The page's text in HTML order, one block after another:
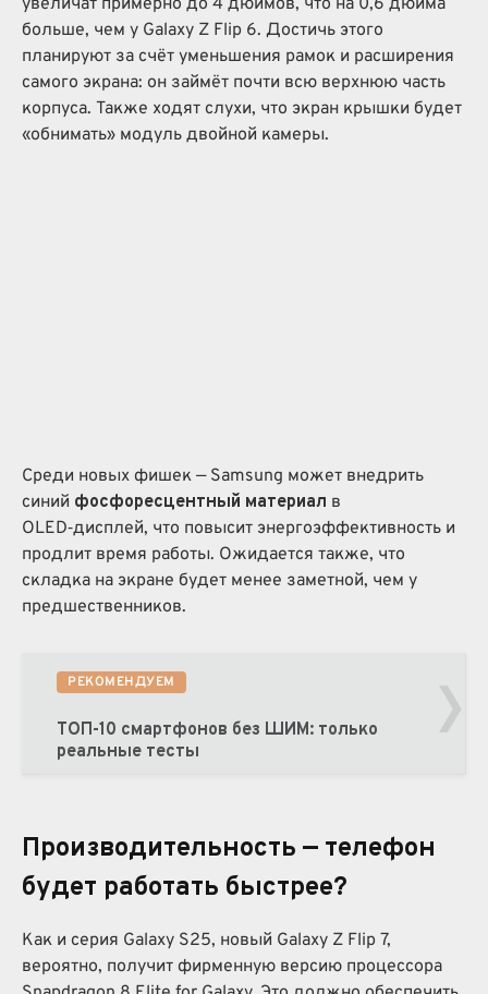
увеличат примерно до 4 дюймов, что на 0,6 дюйма
больше, чем у Galaxy Z Flip 6. Достичь этого
планируют за счёт уменьшения рамок и расширения
самого экрана: он займёт почти всю верхнюю часть
корпуса. Также ходят слухи, что экран крышки будет
«обнимать» модуль двойной камеры.
Среди новых фишек — Samsung может внедрить
синий фосфоресцентный материал в
OLED‑дисплей, что повысит энергоэффективность и
продлит время работы. Ожидается также, что
складка на экране будет менее заметной, чем у
предшественников.
РЕКОМЕНДУЕМ
ТОП-10 смартфонов без ШИМ: только
реальные тесты
›
Производительность — телефон
будет работать быстрее?
Как и серия Galaxy S25, новый Galaxy Z Flip 7,
вероятно, получит фирменную версию процессора